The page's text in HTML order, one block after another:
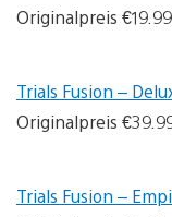
Originalpreis
Trials Fusion –
Originalpreis
Trials Fusion –